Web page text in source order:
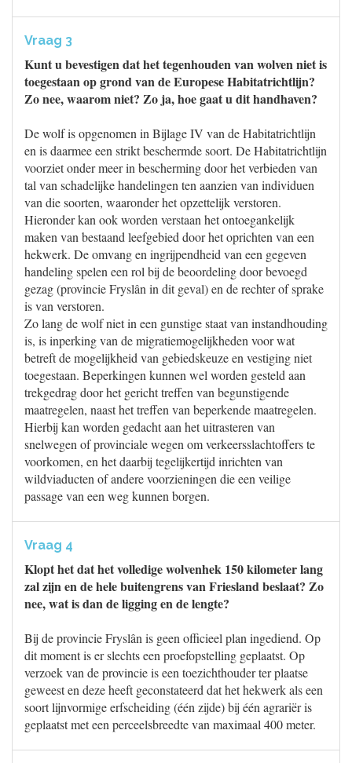
Vraag 3
Kunt u bevestigen dat het tegenhouden van wolven niet is
toegestaan op grond van de Europese Habitatrichtlijn?
Zo nee, waarom niet? Zo ja, hoe gaat u dit handhaven?
De wolf is opgenomen in Bijlage IV van de Habitatrichtlijn
en is daarmee een strikt beschermde soort. De Habitatrichtlijn
voorziet onder meer in bescherming door het verbieden van
tal van schadelijke handelingen ten aanzien van individuen
van die soorten, waaronder het opzettelijk verstoren.
Hieronder kan ook worden verstaan het ontoegankelijk
maken van bestaand leefgebied door het oprichten van een
hekwerk. De omvang en ingrijpendheid van een gegeven
handeling spelen een rol bij de beoordeling door bevoegd
gezag (provincie Fryslân in dit geval) en de rechter of sprake
is van verstoren.
Zo lang de wolf niet in een gunstige staat van instandhouding
is, is inperking van de migratiemogelijkheden voor wat
betreft de mogelijkheid van gebiedskeuze en vestiging niet
toegestaan. Beperkingen kunnen wel worden gesteld aan
trekgedrag door het gericht treffen van begunstigende
maatregelen, naast het treffen van beperkende maatregelen.
Hierbij kan worden gedacht aan het uitrasteren van
snelwegen of provinciale wegen om verkeersslachtoffers te
voorkomen, en het daarbij tegelijkertijd inrichten van
wildviaducten of andere voorzieningen die een veilige
passage van een weg kunnen borgen.
Vraag 4
Klopt het dat het volledige wolvenhek 150 kilometer lang
zal zijn en de hele buitengrens van Friesland beslaat? Zo
nee, wat is dan de ligging en de lengte?
Bij de provincie Fryslân is geen officieel plan ingediend. Op
dit moment is er slechts een proefopstelling geplaatst. Op
verzoek van de provincie is een toezichthouder ter plaatse
geweest en deze heeft geconstateerd dat het hekwerk als een
soort lijnvormige erfscheiding (één zijde) bij één agrariër is
geplaatst met een perceelsbreedte van maximaal 400 meter.